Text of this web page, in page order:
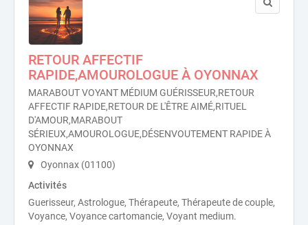
RETOUR AFFECTIF
RAPIDE,AMOUROLOGUE À OYONNAX
MARABOUT VOYANT MÉDIUM GUÉRISSEUR,RETOUR
AFFECTIF RAPIDE,RETOUR DE L'ÊTRE AIMÉ,RITUEL
D'AMOUR,MARABOUT
SÉRIEUX,AMOUROLOGUE,DÉSENVOUTEMENT RAPIDE À
OYONNAX
Oyonnax (01100)
Activités
Guerisseur, Astrologue, Thérapeute, Thérapeute de couple,
Voyance, Voyance cartomancie, Voyant medium.